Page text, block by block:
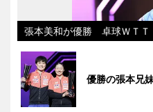
張本美和が優勝 卓球ＷＴＴ
優勝の張本兄